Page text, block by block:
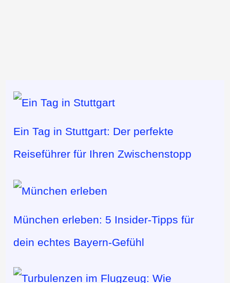
Ein Tag in Stuttgart: Der perfekte
Reiseführer für Ihren Zwischenstopp
München erleben: 5 Insider-Tipps für
dein echtes Bayern-Gefühl